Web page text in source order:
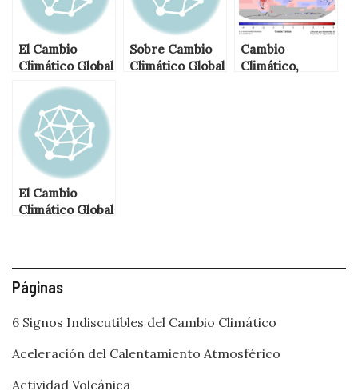
El Cambio
Climático Global
(Parte 1)
Sobre Cambio
Climático Global
Cambio
Climático,
El Cambio
Climático Global
Páginas
6 Signos Indiscutibles del Cambio Climático
Aceleración del Calentamiento Atmosférico
Actividad Volcánica